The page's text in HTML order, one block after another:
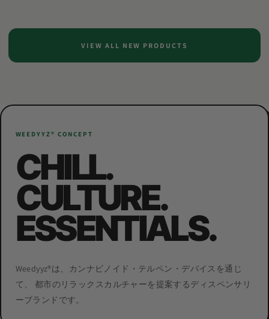
VIEW ALL NEW PRODUCTS
WEEDYYZ®︎ CONCEPT
CHILL.
CULTURE.
ESSENTIALS.
Weedyyz®︎は、カンナビノイド・テルペン・デバイスを通じ
て、 都市のリラックスカルチャーを提案するディスペンサリ
ーブランドです。